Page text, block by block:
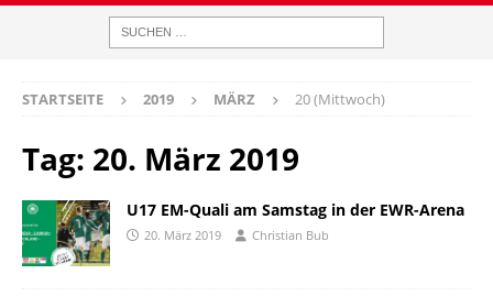
STARTSEITE 2019 MÄRZ 20 (Mittwoch)
Tag: 20. März 2019
U17 EM-Quali am Samstag in der EWR-Arena
20. März 2019 Christian Bub